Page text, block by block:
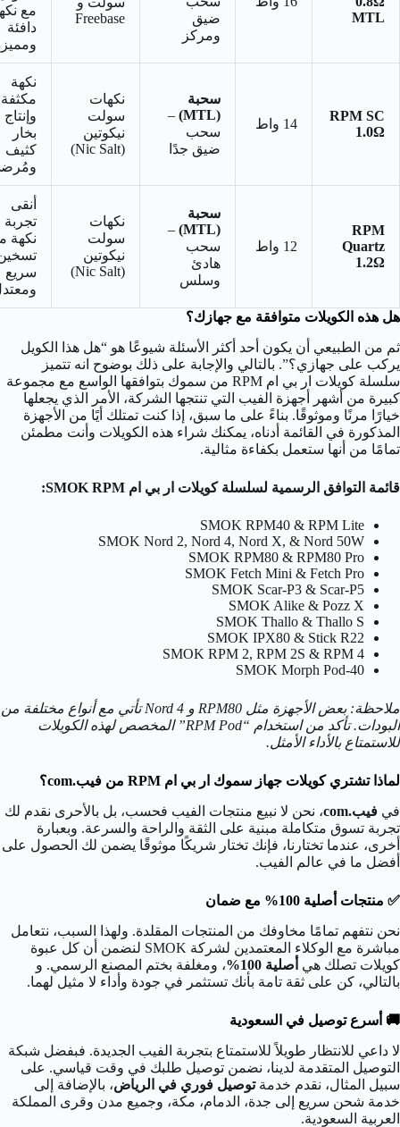
MTL
ضيق
ومركز
Freebase
مع
دافئة
RPM SC
1.0Ω
14 واط
سحبة
(MTL)
–
سحب
ضيق جدًا
نكهات
سولت
نيكوتين
(Nic Salt)
نكهة
مكثفة
وإنتاج
بخار
كثيف
RPM
Quartz
1.2Ω
12 واط
سحبة
(MTL)
–
سحب
هادئ
وسلس
نكهات
سولت
نيكوتين
(Nic Salt)
أنقى
تجربة
نكهة
سريع
هل هذه الكويلات متوافقة مع جهازك؟
ثم من الطبيعي أن يكون أحد أكثر الأسئلة شيوعًا هو “هل هذا الكويل
يركب على جهازي؟”. بالتالي والإجابة على ذلك بوضوح انه تتميز
سلسلة كويلات ار بي ام RPM من سموك بتوافقها الواسع مع مجموعة
كبيرة من أشهر أجهزة الفيب التي تنتجها الشركة، الأمر الذي يجعلها
خيارًا مرنًا وموثوقًا. بناءً على ما سبق، إذا كنت تمتلك أيًا من الأجهزة
المذكورة في القائمة أدناه، يمكنك شراء هذه الكويلات وأنت مطمئن
تمامًا من أنها ستعمل بكفاءة مثالية.
قائمة التوافق الرسمية لسلسلة كويلات ار بي ام SMOK RPM:
SMOK RPM40 & RPM Lite
SMOK Nord 2, Nord 4, Nord X, & Nord 50W
SMOK RPM80 & RPM80 Pro
SMOK Fetch Mini & Fetch Pro
SMOK Scar-P3 & Scar-P5
SMOK Alike & Pozz X
SMOK Thallo & Thallo S
SMOK IPX80 & Stick R22
SMOK RPM 2, RPM 2S & RPM 4
SMOK Morph Pod-40
ملاحظة: بعض الأجهزة مثل RPM80 و Nord 4 تأتي مع أنواع مختلفة من
البودات. تأكد من استخدام “RPM Pod” المخصص لهذه الكويلات
للاستمتاع بالأداء الأمثل.
لماذا تشتري كويلات جهاز سموك ار بي ام RPM من فيب.com؟
في فيب.com
، نحن لا نبيع منتجات الفيب فحسب، بل بالأحرى نقدم لك
تجربة تسوق متكاملة مبنية على الثقة والراحة والسرعة. وبعبارة
أخرى، عندما تختارنا، فإنك تختار شريكًا موثوقًا يضمن لك الحصول على
أفضل ما في عالم الفيب.
✅ منتجات أصلية 100% مع ضمان
نحن نتفهم تمامًا مخاوفك من المنتجات المقلدة. ولهذا السبب، نتعامل
مباشرة مع الوكلاء المعتمدين لشركة SMOK لنضمن أن كل عبوة
كويلات تصلك هي أصلية 100%
، ومغلفة بختم المصنع الرسمي. و
بالتالي، كن على ثقة تامة بأنك تستثمر في جودة وأداء لا مثيل لهما.
🚚 أسرع توصيل في السعودية
لا داعي للانتظار طويلاً للاستمتاع بتجربة الفيب الجديدة. فبفضل شبكة
التوصيل المتقدمة لدينا، نضمن توصيل طلبك في وقت قياسي. على
سبيل المثال، نقدم خدمةتوصيل فوري في الرياض، بالإضافة إلى
خدمة شحن سريع إلى جدة، الدمام، مكة، وجميع مدن وقرى المملكة
العربية السعودية.